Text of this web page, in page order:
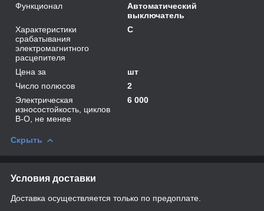
Функционал
Автоматический
выключатель
Характеристики
срабатывания
электромагнитного
расцепителя
C
Цена за
шт
Число полюсов
2
Электрическая
износостойкость, циклов
В-О, не менее
6 000
Скрыть
Условия доставки
Доставка осуществляется только по предоплате.